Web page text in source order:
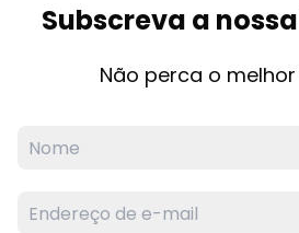
Subscreva a
Não perca o